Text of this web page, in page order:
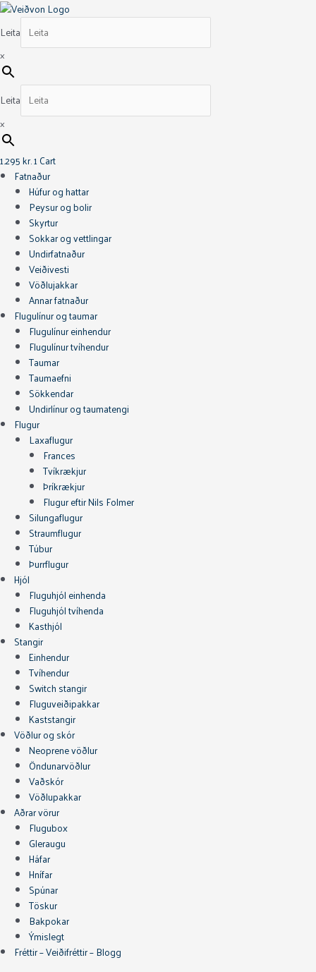
Skip
content
Leita
×
Leita
×
1.295kr.1Cart
Fatnaður
Húfur og hattar
Peysur og bolir
Skyrtur
Sokkar og vettlingar
Undirfatnaður
Veiðivesti
Vöðlujakkar
Annar fatnaður
Flugulínur og taumar
Flugulínur einhendur
Flugulínur tvíhendur
Taumar
Taumaefni
Sökkendar
Undirlínur og taumatengi
Flugur
Laxaflugur
Frances
Tvíkrækjur
Þríkrækjur
Flugur eftir Nils Folmer
Silungaflugur
Straumflugur
Túbur
Þurrflugur
Hjól
Fluguhjól einhenda
Fluguhjól tvíhenda
Kasthjól
Stangir
Einhendur
Tvíhendur
Switch stangir
Fluguveiðipakkar
Kaststangir
Vöðlur og skór
Neoprene vöðlur
Öndunarvöðlur
Vaðskór
Vöðlupakkar
Aðrar vörur
Flugubox
Gleraugu
Háfar
Hnífar
Spúnar
Töskur
Bakpokar
Ýmislegt
Fréttir – Veiðifréttir – Blogg
Shimano
Baitrunner
X-
Aero
RA6000
Kasthjól
quantity